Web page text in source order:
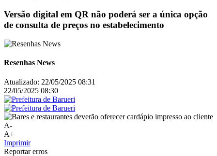
Versão digital em QR não poderá ser a única opção
de consulta de preços no estabelecimento
Resenhas News
Atualizado: 22/05/2025 08:31
22/05/2025 08:30
A-
A+
Imprimir
Reportar erros